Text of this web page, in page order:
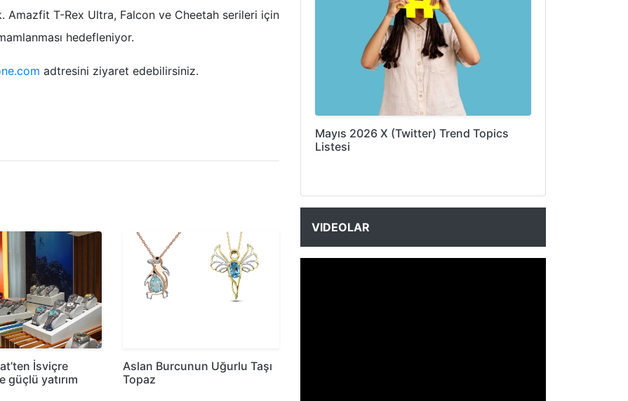
Amazfit T-Rex Ultra, Falcon ve Cheetah serileri için
hedefleniyor.
adtresini ziyaret edebilirsiniz.
İsviçre
güçlü yatırım
Aslan Burcunun Uğurlu Taşı
Topaz
Mayıs 2026 X (Twitter) Trend Topics
Listesi
VIDEOLAR